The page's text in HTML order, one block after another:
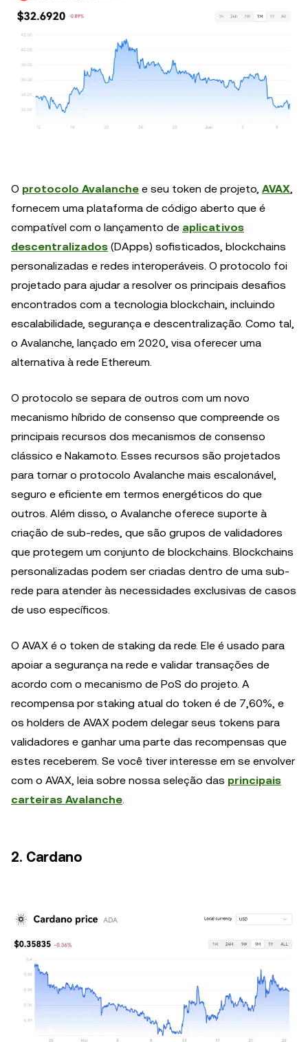
O protocolo Avalanche e seu token de projeto, AVAX
fornecem uma plataforma de código aberto que é
compatível com o lançamento de aplicativos
descentralizados (DApps) sofisticados, blockchains
personalizadas e redes interoperáveis. O protocolo foi
projetado para ajudar a resolver os principais desafios
encontrados com a tecnologia blockchain, incluindo
escalabilidade, segurança e descentralização. Como tal,
o Avalanche, lançado em 2020, visa oferecer uma
alternativa à rede Ethereum.
O protocolo se separa de outros com um novo
mecanismo híbrido de consenso que compreende os
principais recursos dos mecanismos de consenso
clássico e Nakamoto. Esses recursos são projetados
para tornar o protocolo Avalanche mais escalonável,
seguro e eficiente em termos energéticos do que
outros. Além disso, o Avalanche oferece suporte à
criação de sub-redes, que são grupos de validadores
que protegem um conjunto de blockchains. Blockchains
personalizadas podem ser criadas dentro de uma sub-
rede para atender às necessidades exclusivas de casos
de uso específicos.
O AVAX é o token de staking da rede. Ele é usado para
apoiar a segurança na rede e validar transações de
acordo com o mecanismo de PoS do projeto. A
recompensa por staking atual do token é de 7,60%, e
os holders de AVAX podem delegar seus tokens para
validadores e ganhar uma parte das recompensas que
estes receberem. Se você tiver interesse em se envolver
com o AVAX, leia sobre nossa seleção das principais
carteiras Avalanche
2. Cardano